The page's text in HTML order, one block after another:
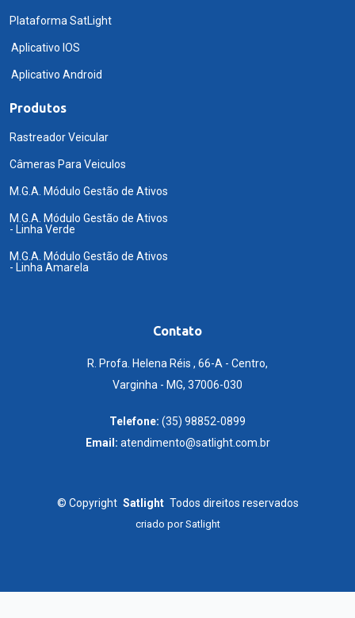
Plataforma SatLight
Aplicativo IOS
Aplicativo Android
Produtos
Rastreador Veicular
Câmeras Para Veiculos
M.G.A. Módulo Gestão de Ativos
M.G.A. Módulo Gestão de Ativos
- Linha Verde
M.G.A. Módulo Gestão de Ativos
- Linha Amarela
Contato
R. Profa. Helena Réis , 66-A - Centro,
Varginha - MG, 37006-030
Telefone: (35) 98852-0899
Email: atendimento@satlight.com.br
© Copyright Satlight Todos direitos reservados
criado porSatlight